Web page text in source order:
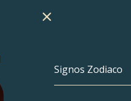
Signos Zodiaco